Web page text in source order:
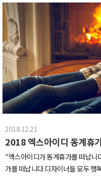
발견했는데요,서랍을 하나씩 열어
독특하니깐 너도나도 핸드폰들고
이 너무 예쁘지 않나요?이런 디자
~!어머나 반가운 이름이 들어있네
시지 않나요?(네이버 검색창에 제
각적인 디자인의 비누인데요,패턴
가 갖고있다면 이리저런 모양으로
와 같았던 건과일 시식(흔들려서
데동남아 국가의 소외된 계층이 생
것 같았어요특히 저 건과일은 짱짱
주시고 맘껏 먹으라구 말해주셔서
어도 친숙한 패턴의 직물과실용만
우리중 한명이 보자마자 냅다 구
실용적이고 예뻤어요.또 방문한
은 분들이 이곳에서 예술혼을 불살
집의 상징이라는번호표(X->번호
다는 의지~ +_+ !!주걱에 쓰여있는
희는 진짜로 1시간을 기다린 후 2
람이 느껴지는 그맛~!!찬바람이 부
>.<(갑자기 분위기 블로그..)다음
유명한카페 '오월의 숲'오월의숲을
아미국, 아프리카 등전세계를 돌아
도 함께 찍어주셨답니다~! >.<(그
내려오는 미스XID 원OO (실장) |
이 되서야 숙소에 도착했습니다.식
쥬??돼지목살에 삼겹살, 가리비, 새
ㅜ)그리고 바베큐하실분들은 앞으
샀던 돼지 등갈비ㅠㅠ제일 맛있었
로 정해야돼요 다들 먹으라고..ㅠ
2018.12.21
2018 엑스아이디 동계휴
"엑스아이디가 동계휴가를 떠납니
가를 떠납니다.디자이너들 모두 행